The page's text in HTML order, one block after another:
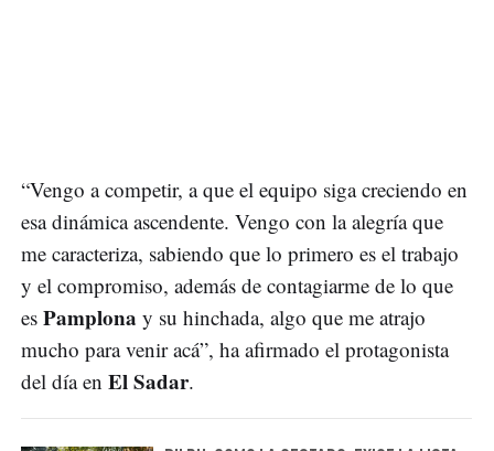
“Vengo a competir, a que el equipo siga creciendo en
esa dinámica ascendente. Vengo con la alegría que
me caracteriza, sabiendo que lo primero es el trabajo
y el compromiso, además de contagiarme de lo que
es Pamplona y su hinchada, algo que me atrajo
mucho para venir acá”, ha afirmado el protagonista
del día en El Sadar.